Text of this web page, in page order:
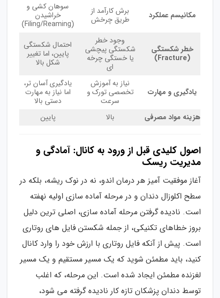
مکانیسم عملکرد برش کارآمد از
طریق چرخش
سوهان کشی و
خراشیدن
(Filing/Reaming)
خطر شکستگی
(Fracture)
وجود خطر
شکستگی پیچشی
یا خستگی چرخه
ای
احتمال شکستگی
پایین، اما تغییر
شکل بالا
یادگیری و مهارت
نیاز به آموزش
تخصصی تورک و
سرعت
یادگیری آسان تر،
اما نیاز به مهارت
دستی بالا
هزینه مواد مصرفی
بالا پایین
اصول کلیدی قبل از ورود به کانال: آمادگی و
مدیریت ریسک
آغاز موفقیت آمیز هر درمان اندو، نه در نوک ریشه، بلکه در
سطح اکلوزال دندان و در مرحله آماده سازی اولیه نهفته
است. نادیده گرفتن مرحله آماده سازی، اصلی ترین دلیل
بروز خطاهای تکنیکی، از جمله شکستن فایل های روتاری
است. پیش از آنکه فایل روتاری با ارزش خود را وارد کانال
کنید، باید مطمئن شوید که یک مسیر مستقیم و یک مسیر
لغزنده مطمئن ایجاد شده است. این مرحله، که اغلب
توسط دندان پزشکان تازه کار نادیده گرفته می شود،